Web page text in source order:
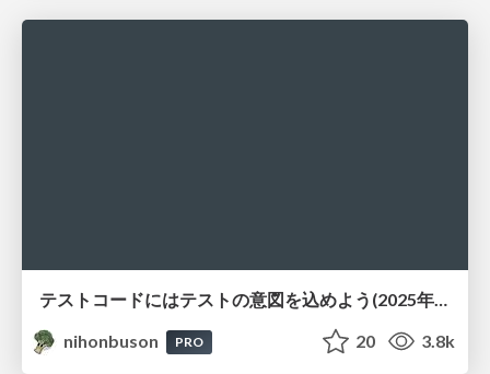
テストコードにはテストの意図を込めよう(2025年版) #retechtalk / Put the intent of the test 2025
nihonbuson
PRO 20 3.8k